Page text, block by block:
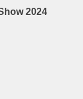
2024